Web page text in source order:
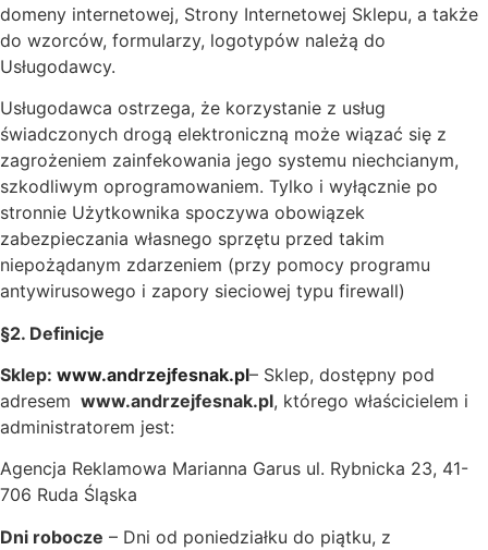
domeny internetowej, Strony Internetowej Sklepu, a także
do wzorców, formularzy, logotypów należą do
Usługodawcy.
Usługodawca ostrzega, że korzystanie z usług
świadczonych drogą elektroniczną może wiązać się z
zagrożeniem zainfekowania jego systemu niechcianym,
szkodliwym oprogramowaniem. Tylko i wyłącznie po
stronnie Użytkownika spoczywa obowiązek
zabezpieczania własnego sprzętu przed takim
niepożądanym zdarzeniem (przy pomocy programu
antywirusowego i zapory sieciowej typu firewall)
§2. Definicje
Sklep: www.andrzejfesnak.pl– Sklep, dostępny pod
adresem www.andrzejfesnak.pl, którego właścicielem i
administratorem jest:
Agencja Reklamowa Marianna Garus ul. Rybnicka 23, 41-
706 Ruda Śląska
Dni robocze – Dni od poniedziałku do piątku, z